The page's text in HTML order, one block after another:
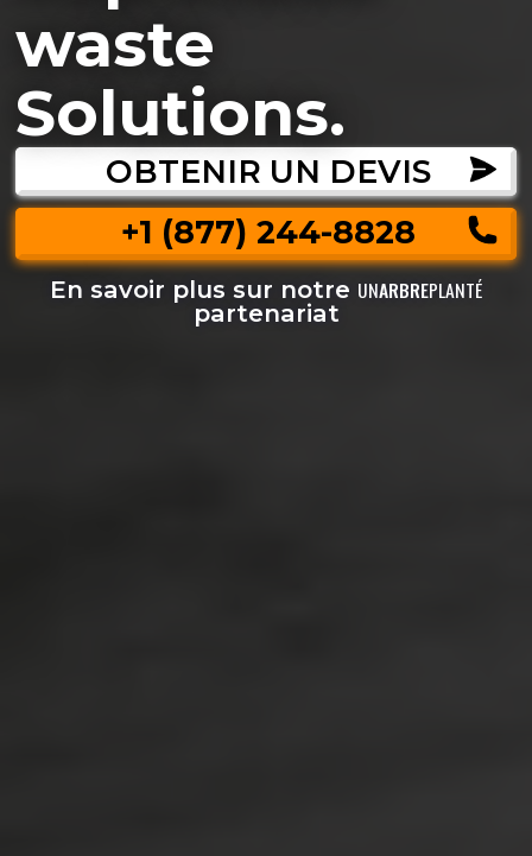
waste
Solutions.
OBTENIR UN DEVIS
+1 (877) 244-8828
En savoir plus sur notre UNARBREPLANTÉ
partenariat